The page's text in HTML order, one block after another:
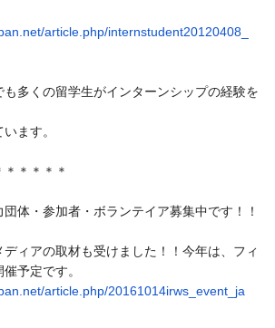
article.php/internstudent20120408_
多くの留学生がインターンシップの経験を
ます。
＊＊＊＊
体・参加者・ボランテイア募集中です！！
ィアの取材も受けました！！今年は、 フィ
予定です。
article.php/20161014irws_ event_ja